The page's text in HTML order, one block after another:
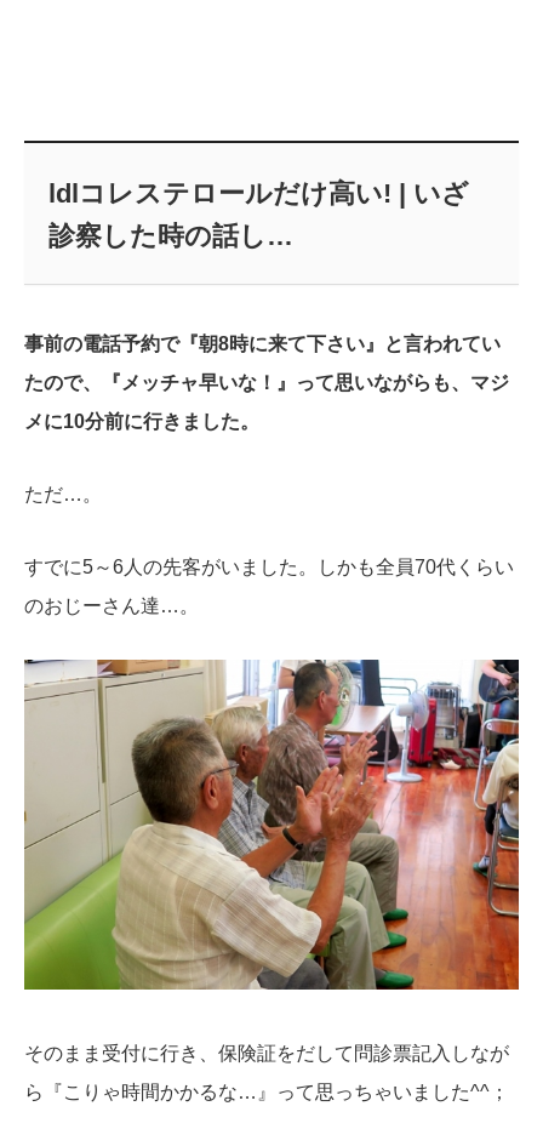
ldlコレステロールだけ高い! | いざ
診察した時の話し…
事前の電話予約で『朝8時に来て下さい』と言われてい
たので、『メッチャ早いな！』って思いながらも、マジ
メに10分前に行きました。
ただ…。
すでに5～6人の先客がいました。
しかも全員70代くらい
のおじーさん達…。
そのまま受付に行き、保険証をだして問診票記入しなが
ら『こりゃ時間かかるな…』って思っちゃいました^^；